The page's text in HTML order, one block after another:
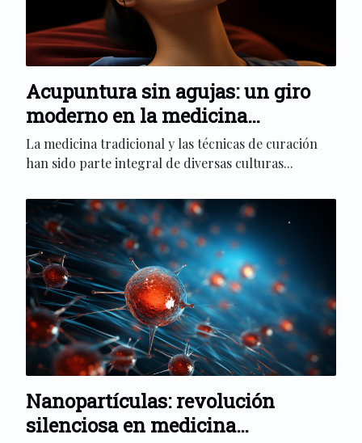
Acupuntura sin agujas: un giro
moderno en la medicina
tradicional
La medicina tradicional y las técnicas de curación
han sido parte integral de diversas culturas...
Nanopartículas: revolución
silenciosa en medicina